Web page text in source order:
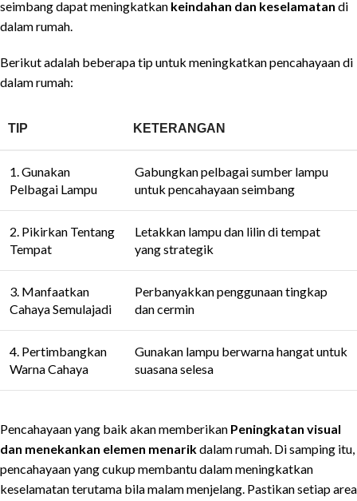
seimbang dapat meningkatkan keindahan dan keselamatan di
dalam rumah.
Berikut adalah beberapa tip untuk meningkatkan pencahayaan di
dalam rumah:
TIP KETERANGAN
1. Gunakan
Pelbagai Lampu
Gabungkan pelbagai sumber lampu
untuk pencahayaan seimbang
2. Pikirkan Tentang
Tempat
Letakkan lampu dan lilin di tempat
yang strategik
3. Manfaatkan
Cahaya Semulajadi
Perbanyakkan penggunaan tingkap
dan cermin
4. Pertimbangkan
Warna Cahaya
Gunakan lampu berwarna hangat untuk
suasana selesa
Pencahayaan yang baik akan memberikan Peningkatan visual
dan menekankan elemen menarikdalam rumah. Di samping itu,
pencahayaan yang cukup membantu dalam meningkatkan
keselamatan terutama bila malam menjelang. Pastikan setiap area